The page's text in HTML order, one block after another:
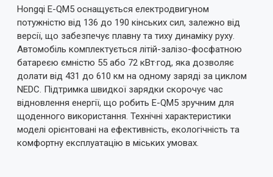
Hongqi E-QM5 оснащується електродвигуном
потужністю від 136 до 190 кінських сил, залежно від
версії, що забезпечує плавну та тиху динаміку руху.
Автомобіль комплектується літій-залізо-фосфатною
батареєю ємністю 55 або 72 кВт·год, яка дозволяє
долати від 431 до 610 км на одному заряді за циклом
NEDC. Підтримка швидкої зарядки скорочує час
відновлення енергії, що робить E-QM5 зручним для
щоденного використання. Технічні характеристики
моделі орієнтовані на ефективність, екологічність та
комфортну експлуатацію в міських умовах.